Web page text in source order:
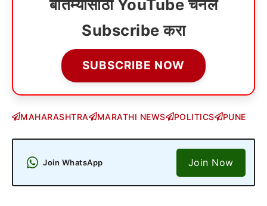
बातम्यांसाठी YouTube चॅनेल
Subscribe करा
SUBSCRIBE NOW
MAHARASHTRA MARATHI NEWS POLITICS PUNE
Join WhatsApp Join Now